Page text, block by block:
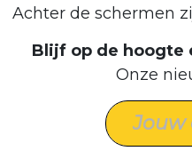
Achter de schermen
Blijf op de hoogte
Onze